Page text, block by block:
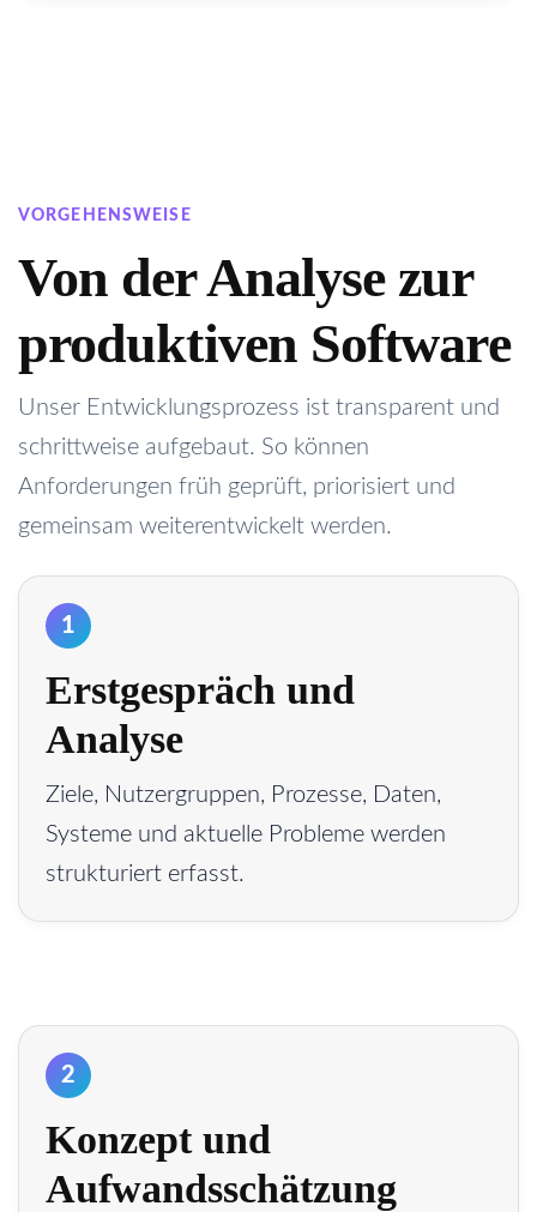
VORGEHENSWEISE
Von der Analyse zur
produktiven Software
Unser Entwicklungsprozess ist transparent und
schrittweise aufgebaut. So können
Anforderungen früh geprüft, priorisiert und
gemeinsam weiterentwickelt werden.
1
Erstgespräch und
Analyse
Ziele, Nutzergruppen, Prozesse, Daten,
Systeme und aktuelle Probleme werden
strukturiert erfasst.
2
Konzept und
Aufwandsschätzung